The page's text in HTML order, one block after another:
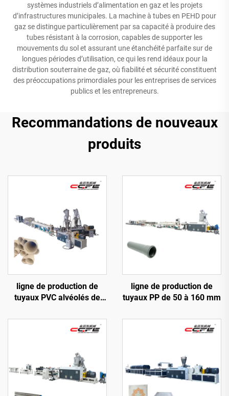
systèmes industriels d’alimentation en gaz et les projets
d’infrastructures municipales. La machine à tubes en PEHD pour
gaz se distingue particulièrement par sa capacité à produire des
tubes résistant à la corrosion, capables de supporter les
mouvements du sol et assurant une étanchéité parfaite sur de
longues périodes d’utilisation, ce qui les rend idéaux pour la
distribution souterraine de gaz, où fiabilité et sécurité constituent
des préoccupations primordiales pour les entreprises de services
publics et les entrepreneurs.
Recommandations de nouveaux
produits
ligne de production de
tuyaux PVC alvéolés de
ligne de production de
tuyaux PP de 50 à 160 mm